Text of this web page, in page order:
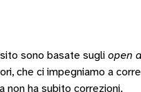
sono basate sugli open
che ci impegniamo a
non ha subito correzioni.